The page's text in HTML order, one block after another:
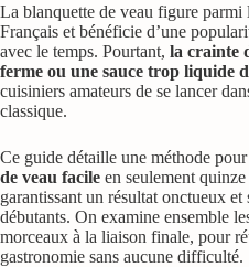
La blanquette de veau figure parmi
Français et bénéficie d’une
avec le temps. Pourtant, la crainte
ferme ou une sauce trop liquide
cuisiniers amateurs de se lancer
classique.
Ce guide détaille une méthode
de veau facile en seulement
garantissant un résultat onctueux
débutants. On examine ensemble
morceaux à la liaison finale, pour
gastronomie sans aucune difficulté.